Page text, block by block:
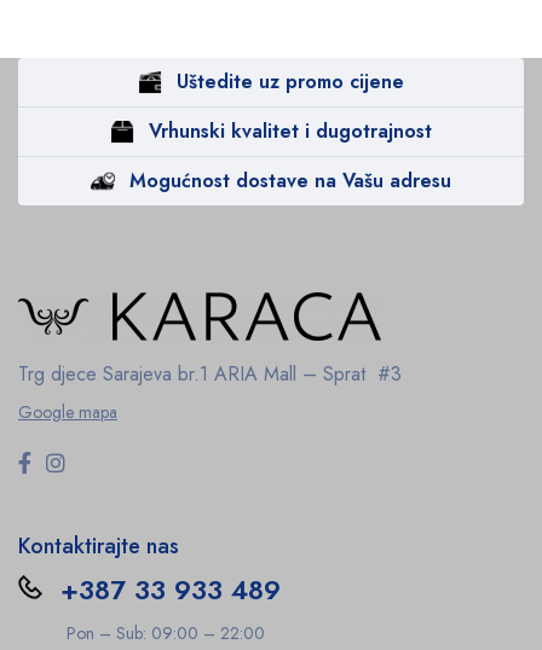
Uštedite uz promo cijene
Vrhunski kvalitet i dugotrajnost
Mogućnost dostave na Vašu adresu
Trg djece Sarajeva br.1 ARIA Mall – Sprat #3
Google mapa
Kontaktirajte nas
+387 33 933 489
Pon – Sub: 09:00 – 22:00